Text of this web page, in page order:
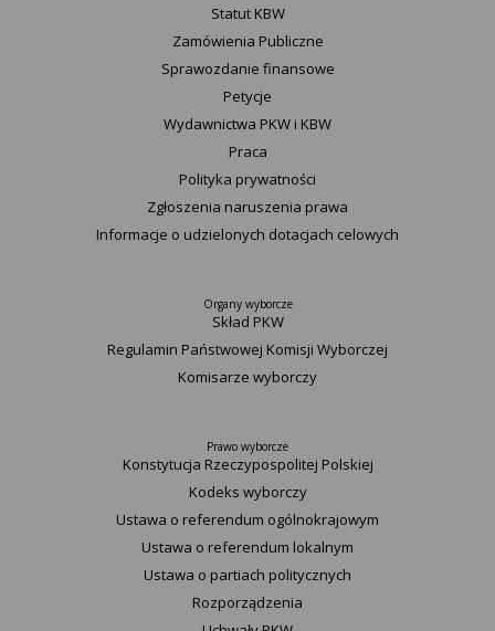
Statut K​BW
Zamówienia Publiczne
Sprawozdanie finansowe
Petycje
Wydawnictwa PKW i KBW
Praca
Polityka prywatności
Zgłoszenia naruszenia prawa
Informacje o udzielonych dotacjach celowych
Organy wyborcze
Skład PKW
Regulamin Państwowej Komisji Wyborczej
Komisarze wyborczy
Prawo wyborcze
Konstytucja Rzeczypospolitej Polskiej​
Kodeks wyborczy
Ustawa o referendum ogólnokrajowym
Ustawa o referendum lokalnym
Ustawa o partiach politycznych
Rozporządzenia